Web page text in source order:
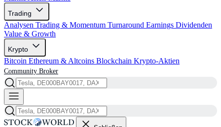
Trading
Analysen Trading & Momentum Turnaround Earnings Dividenden
Value & Growth
Krypto
Bitcoin Ethereum & Altcoins Blockchain Krypto-Aktien
Community Broker